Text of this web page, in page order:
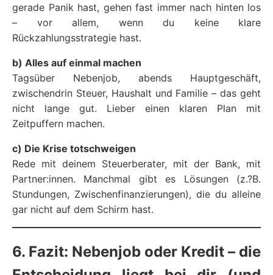
gerade Panik hast, gehen fast immer nach hinten los
– vor allem, wenn du keine klare
Rückzahlungsstrategie hast.
b) Alles auf einmal machen
Tagsüber Nebenjob, abends Hauptgeschäft,
zwischendrin Steuer, Haushalt und Familie – das geht
nicht lange gut. Lieber einen klaren Plan mit
Zeitpuffern machen.
c) Die Krise totschweigen
Rede mit deinem Steuerberater, mit der Bank, mit
Partner:innen. Manchmal gibt es Lösungen (z.?B.
Stundungen, Zwischenfinanzierungen), die du alleine
gar nicht auf dem Schirm hast.
6. Fazit: Nebenjob oder Kredit – die